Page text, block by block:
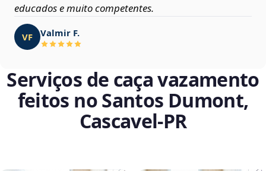
educados e muito competentes.
VF Valmir F.
Serviços de caça vazamento
feitos no Santos Dumont,
Cascavel‑PR